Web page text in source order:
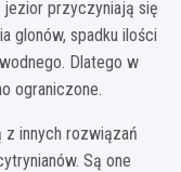
przyczyniają się
glonów, spadku ilości
Dlatego w
ograniczone.
innych rozwiązań
Są one